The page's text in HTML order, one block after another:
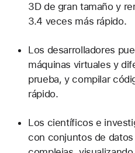
3D de gran tamaño y
3.4 veces más rápido.
Los desarrolladores
máquinas virtuales y
prueba, y compilar
rápido.
Los científicos e
con conjuntos de